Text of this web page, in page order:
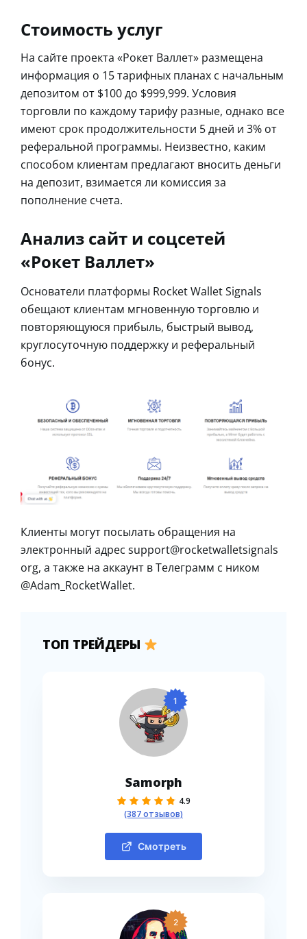
Стоимость услуг
На сайте проекта «Рокет Валлет» размещена
информация о 15 тарифных планах с начальным
депозитом от $100 до $999,999. Условия
торговли по каждому тарифу разные, однако все
имеют срок продолжительности 5 дней и 3% от
реферальной программы. Неизвестно, каким
способом клиентам предлагают вносить деньги
на депозит, взимается ли комиссия за
пополнение счета.
Анализ сайт и соцсетей
«Рокет Валлет»
Основатели платформы Rocket Wallet Signals
обещают клиентам мгновенную торговлю и
повторяющуюся прибыль, быстрый вывод,
круглосуточную поддержку и реферальный
бонус.
Клиенты могут посылать обращения на
электронный адрес support@rocketwalletsignals
org, а также на аккаунт в Телеграмм с ником
@Adam_RocketWallet.
ТОП ТРЕЙДЕРЫ
1
Samorph
4.9
(387 отзывов)
Смотреть
2